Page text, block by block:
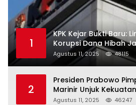
1
KPK Kejar Bukti Baru:
Korupsi Dana Hibah
Trenggalek
Agustus 11, 2025 48115
2
Presiden Prabowo
Marinir Unjuk
Struktur Baru
Agustus 11, 2025 46247